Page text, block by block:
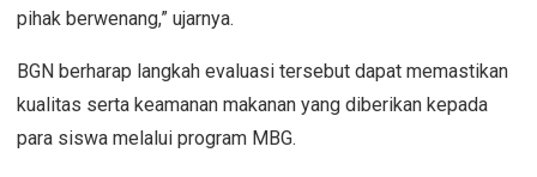
pihak berwenang,” ujarnya.
BGN berharap langkah evaluasi tersebut dapat memastikan
kualitas serta keamanan makanan yang diberikan kepada
para siswa melalui program MBG.